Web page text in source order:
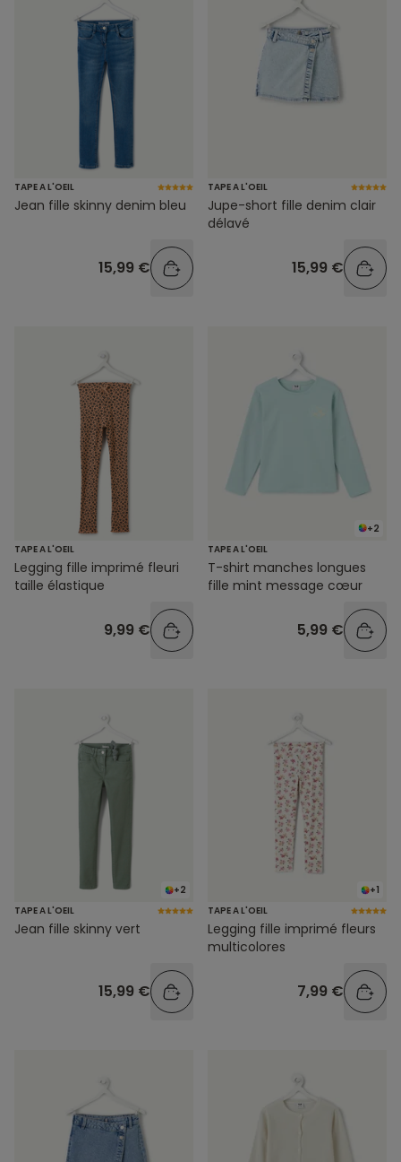
TAPE A L'OEIL
Jean fille skinny denim bleu
15,99 €
TAPE A L'OEIL
Jupe-short fille denim clair
délavé
15,99 €
TAPE A L'OEIL
Legging fille imprimé fleuri
taille élastique
9,99 €
+2
TAPE A L'OEIL
T-shirt manches longues
fille mint message cœur
5,99 €
+2
TAPE A L'OEIL
Jean fille skinny vert
15,99 €
+1
TAPE A L'OEIL
Legging fille imprimé fleurs
multicolores
7,99 €